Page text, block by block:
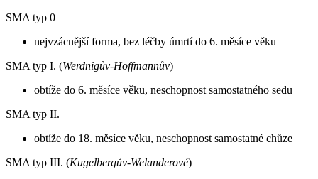
SMA typ 0
nejvzácnější forma, bez léčby úmrtí do 6. měsíce věku
SMA typ I. (Werdnigův-Hoffmannův)
obtíže do 6. měsíce věku, neschopnost samostatného sedu
SMA typ II.
obtíže do 18. měsíce věku, neschopnost samostatné chůze
SMA typ III. (Kugelbergův-Welanderové)